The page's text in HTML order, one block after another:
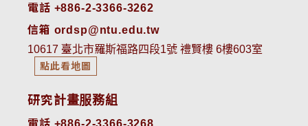
電話 +886-2-3366-3262
信箱 ordsp@ntu.edu.tw
10617 臺北市羅斯福路四段1號 禮賢樓 6樓603室
點此看地圖
研究計畫服務組
電話 +886-2-3366-3268